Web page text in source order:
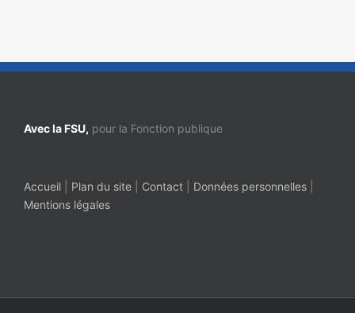
Avec la FSU, pour la Fonction publique
Accueil Plan du site Contact Données personnelles
Mentions légales